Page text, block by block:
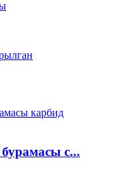
c...